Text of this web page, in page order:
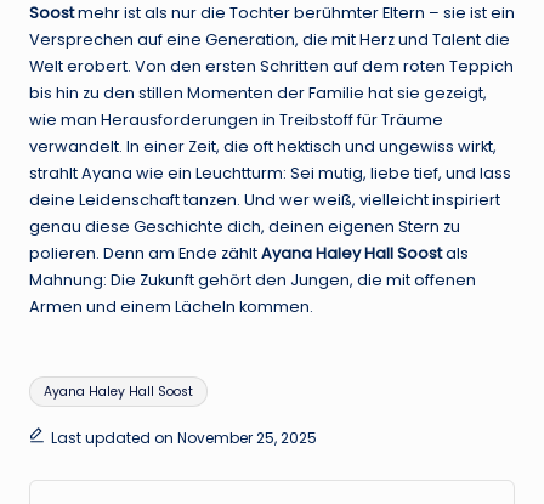
Soostmehr ist als nur die Tochter berühmter Eltern – sie ist ein
Versprechen auf eine Generation, die mit Herz und Talent die
Welt erobert. Von den ersten Schritten auf dem roten Teppich
bis hin zu den stillen Momenten der Familie hat sie gezeigt,
wie man Herausforderungen in Treibstoff für Träume
verwandelt. In einer Zeit, die oft hektisch und ungewiss wirkt,
strahlt Ayana wie ein Leuchtturm: Sei mutig, liebe tief, und lass
deine Leidenschaft tanzen. Und wer weiß, vielleicht inspiriert
genau diese Geschichte dich, deinen eigenen Stern zu
polieren. Denn am Ende zähltAyana Haley Hall Soostals
Mahnung: Die Zukunft gehört den Jungen, die mit offenen
Armen und einem Lächeln kommen.
Tags:
Ayana Haley Hall Soost
Last updated on November 25, 2025